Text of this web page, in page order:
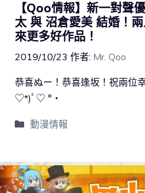
【Qoo情報】新一對聲
太 與 沼倉愛美 結婚！
來更多好作品！
2019/10/23 作者: Mr. Qoo
恭喜ぬー！恭喜逢坂！祝兩位
♡*)ﾟ♡ °・
動漫情報